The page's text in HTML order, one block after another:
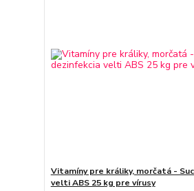
Vitamíny pre králiky, morčatá -
velti ABS 25 kg pre vírusy